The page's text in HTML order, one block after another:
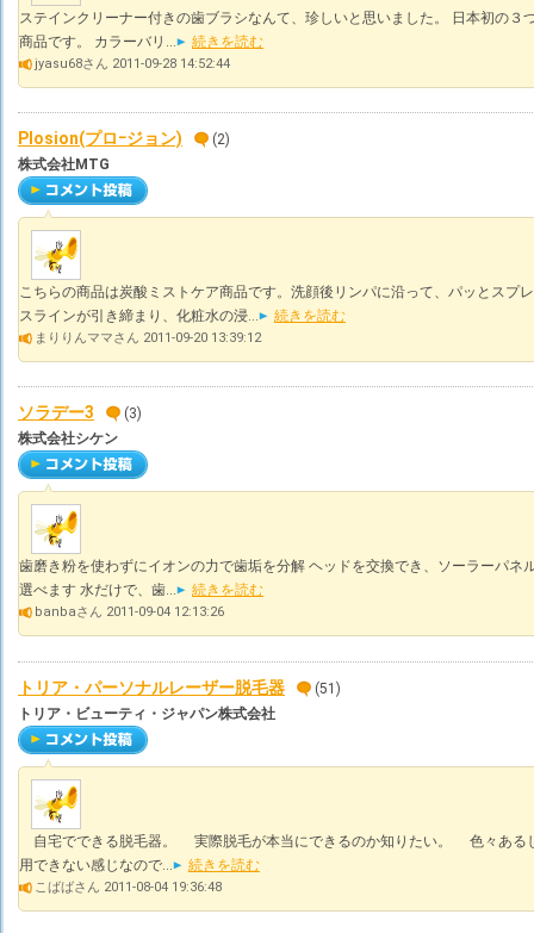
ステインクリーナー付きの歯ブラシなんて、珍しいと思いました。 日本初の３
商品です。 カラーバリ...
続きを読む
jyasu68さん 2011-09-28 14:52:44
Plosion(プロｰジョン)
(2)
株式会社MTG
こちらの商品は炭酸ミストケア商品です。洗顔後リンパに沿って、パッとス
スラインが引き締まり、化粧水の浸...
続きを読む
まりりんママさん 2011-09-20 13:39:12
ソラデー3
(3)
株式会社シケン
歯磨き粉を使わずにイオンの力で歯垢を分解 ヘッドを交換でき、ソーラーパネ
選べます 水だけで、歯...
続きを読む
banbaさん 2011-09-04 12:13:26
トリア・パーソナルレーザー脱毛器
(51)
トリア・ビューティ・ジャパン株式会社
自宅でできる脱毛器。 実際脱毛が本当にできるのか知りたい。 色々ある
用できない感じなので...
続きを読む
こばばさん 2011-08-04 19:36:48